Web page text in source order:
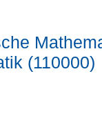
(110000)